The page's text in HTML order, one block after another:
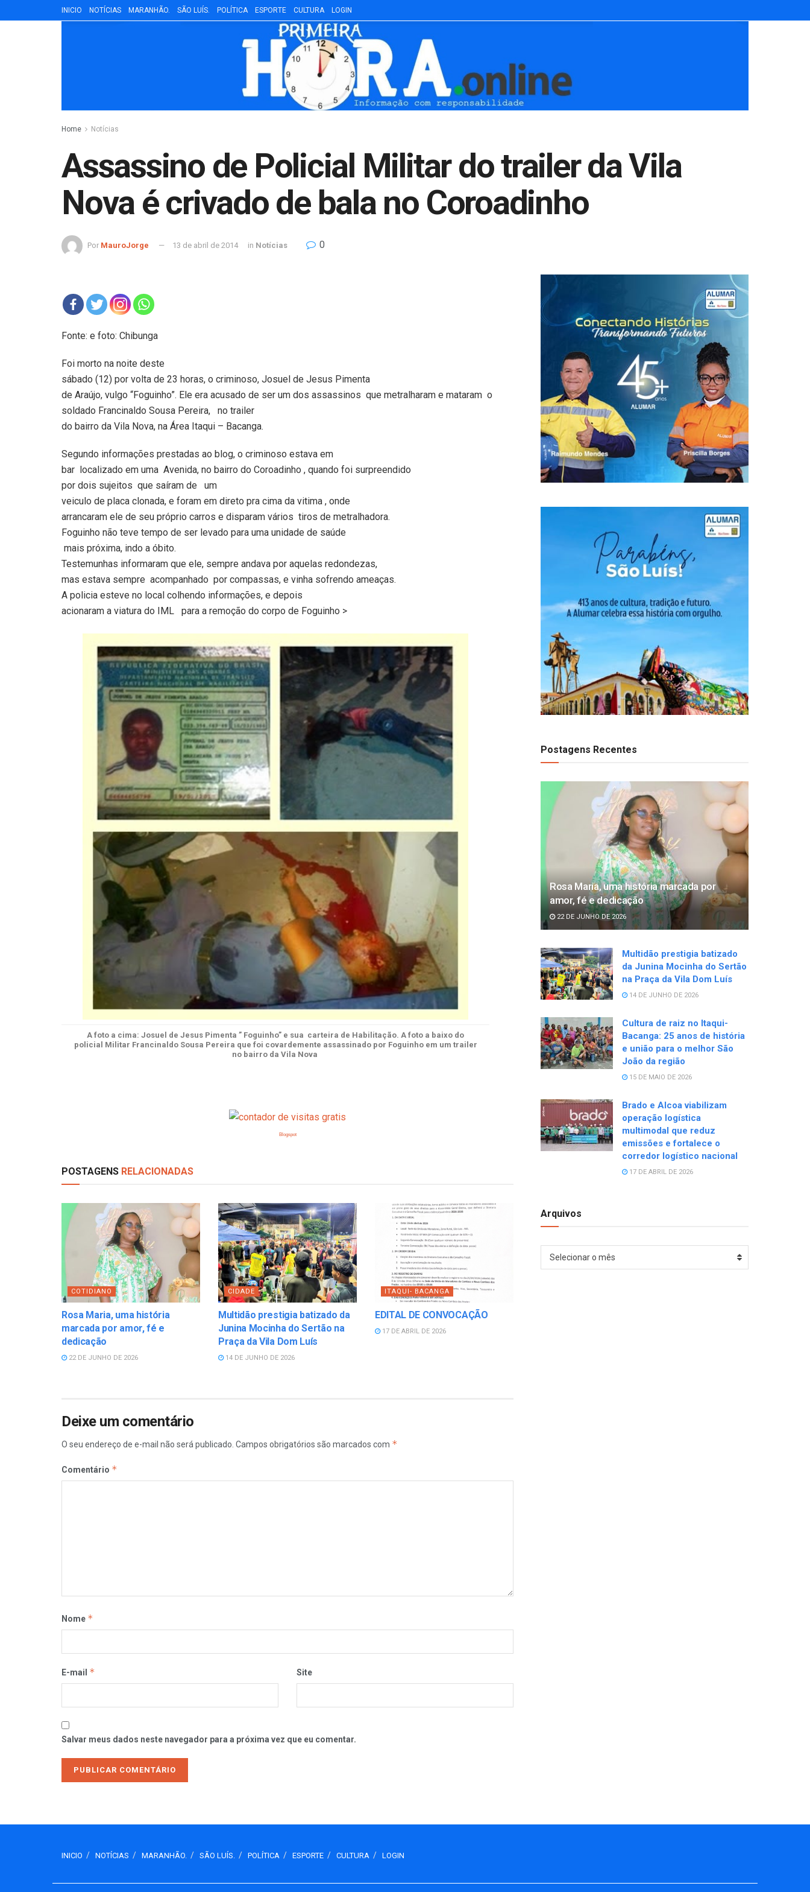
INICIO NOTÍCIAS MARANHÃO. SÃO LUÍS. POLÍTICA ESPORTE CULTURA LOGIN
Home Notícias
Assassino de Policial Militar do trailer da Vila
Nova é crivado de bala no Coroadinho
Por MauroJorge 13 de abril de 2014 in Notícias 0
Fonte: e foto: Chibunga
Foi morto na noite deste
sábado (12) por volta de 23 horas, o criminoso, Josuel de Jesus Pimenta
de Araújo, vulgo “Foguinho”. Ele era acusado de ser um dos assassinos que metralharam e mataram o
soldado Francinaldo Sousa Pereira,
no trailer
do bairro da Vila Nova, na Área Itaqui – Bacanga.
Segundo informações prestadas ao blog, o criminoso estava em
bar localizado em uma Avenida, no bairro do Coroadinho , quando foi surpreendido
por dois sujeitos que saíram de
um
veiculo de placa clonada, e foram em direto pra cima da vitima , onde
arrancaram ele de seu próprio carros e disparam vários tiros de metralhadora.
Foguinho não teve tempo de ser levado para uma unidade de saúde
mais próxima, indo a óbito.
Testemunhas informaram que ele, sempre andava por aquelas redondezas,
mas estava sempre acompanhado por compassas, e vinha sofrendo ameaças.
A policia esteve no local colhendo informações, e depois
acionaram a viatura do IML
para a remoção do corpo de Foguinho >
A foto a cima: Josuel de Jesus Pimenta ” Foguinho” e sua carteira de Habilitação. A foto a baixo do
policial Militar Francinaldo Sousa Pereira que foi covardemente assassinado por Foguinho em um trailer
no bairro da Vila Nova
Blogspot
POSTAGENS RELACIONADAS
COTIDIANO
Rosa Maria, uma história
marcada por amor, fé e
dedicação
22 DE JUNHO DE 2026
CIDADE
Multidão prestigia batizado da
Junina Mocinha do Sertão na
Praça da Vila Dom Luís
14 DE JUNHO DE 2026
ITAQUI- BACANGA
EDITAL DE CONVOCAÇÃO
17 DE ABRIL DE 2026
Deixe um comentário
O seu endereço de e-mail não será publicado. Campos obrigatórios são marcados com *
Comentário *
Nome *
E-mail * Site
Salvar meus dados neste navegador para a próxima vez que eu comentar.
Postagens Recentes
Rosa Maria, uma história marcada por
amor, fé e dedicação
22 DE JUNHO DE 2026
Multidão prestigia batizado
da Junina Mocinha do Sertão
na Praça da Vila Dom Luís
14 DE JUNHO DE 2026
Cultura de raiz no Itaqui-
Bacanga: 25 anos de história
e união para o melhor São
João da região
15 DE MAIO DE 2026
Brado e Alcoa viabilizam
operação logística
multimodal que reduz
emissões e fortalece o
corredor logístico nacional
17 DE ABRIL DE 2026
Arquivos
Arquivos
Selecionar o mês
INICIO NOTÍCIAS MARANHÃO. SÃO LUÍS. POLÍTICA ESPORTE CULTURA LOGIN